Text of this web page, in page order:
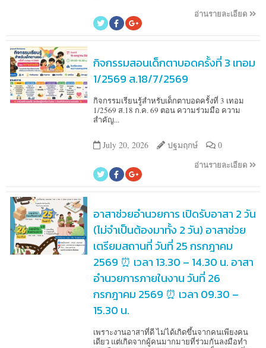
อ่านรายละเอียด
กิจกรรมสอนเด็กตาบอดครั้งที่ 3 เทอม
1/2569 ส.18/7/2569
กิจกรรมเรียนรู้สำหรับเด็กตาบอดครั้งที่ 3 เทอม
1/2569 ส.18 ก.ค. 69 ตอน ความร่วมมือ ความ
สำคัญ...
July 20, 2026 ปฐมฤกษ์ 0
อ่านรายละเอียด
อาสาช่วยอำนวยการ เปิดรับอาสา 2 วัน
(ไม่จำเป็นต้องมาทั้ง 2 วัน) อาสาช่วย
เตรียมสถานที่ วันที่ 25 กรกฎาคม
2569 ⏰ เวลา 13.30 – 14.30 น. อาสา
อำนวยการภายในงาน วันที่ 26
กรกฎาคม 2569 ⏰ เวลา 09.30 –
15.30 น.
เพราะงานอาสาที่ดี ไม่ได้เกิดขึ้นจากคนเพียงคน
เดียว แต่เกิดจากผู้คนมากมายที่ร่วมกันลงมือทำ